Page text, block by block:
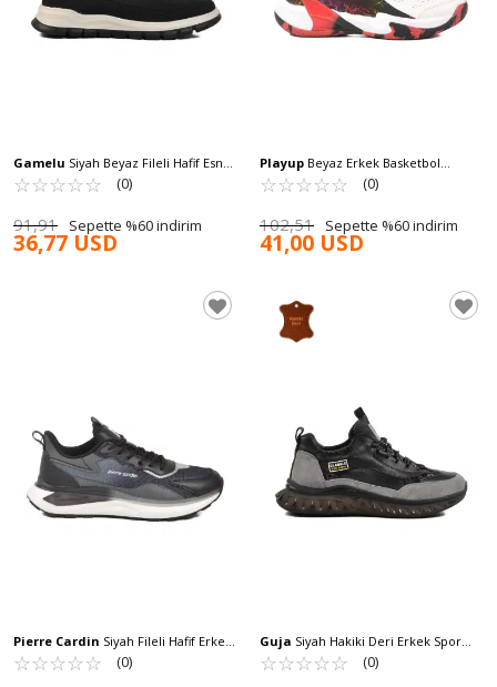
Gamelu Siyah Beyaz Fileli Hafif Esnek
Hava Alabilen Erkek Spor Ayakkabı
Point M
☆☆☆☆☆
★★★★★ (0)
91,91 Sepette %60 indirim
36,77 USD
Playup Beyaz Erkek Basketbol
Ayakkabısı MS-251-522 M
☆☆☆☆☆
★★★★★ (0)
102,51 Sepette %60 indirim
41,00 USD
Pierre Cardin Siyah Fileli Hafif Erkek
Spor Ayakkabı PCI-11350 M
☆☆☆☆☆
★★★★★ (0)
Guja Siyah Hakiki Deri Erkek Spor
Ayakkabı 25Y592 M
☆☆☆☆☆
★★★★★ (0)